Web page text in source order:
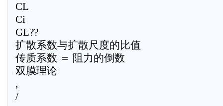
CL
Ci
GL??
扩散系数与扩散尺度的比值
传质系数 ＝ 阻力的倒数
双膜理论
,
/